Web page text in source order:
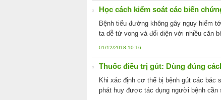
Học cách kiểm soát các biến
Bệnh tiểu đường không gây nguy hiểm
ta dễ tử vong và đối diện với nhiều căn
01/12/2018 10:16
Thuốc điều trị gút: Dùng đúng
Khi xác định cơ thể bị bệnh gút các bác
phát huy được tác dụng người bệnh cần